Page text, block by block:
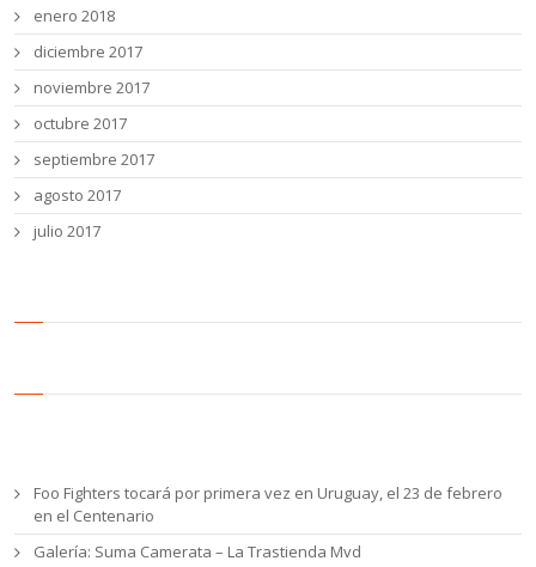
enero 2018
diciembre 2017
noviembre 2017
octubre 2017
septiembre 2017
agosto 2017
julio 2017
Foo Fighters tocará por primera vez en Uruguay, el 23 de febrero
en el Centenario
Galería: Suma Camerata – La Trastienda Mvd